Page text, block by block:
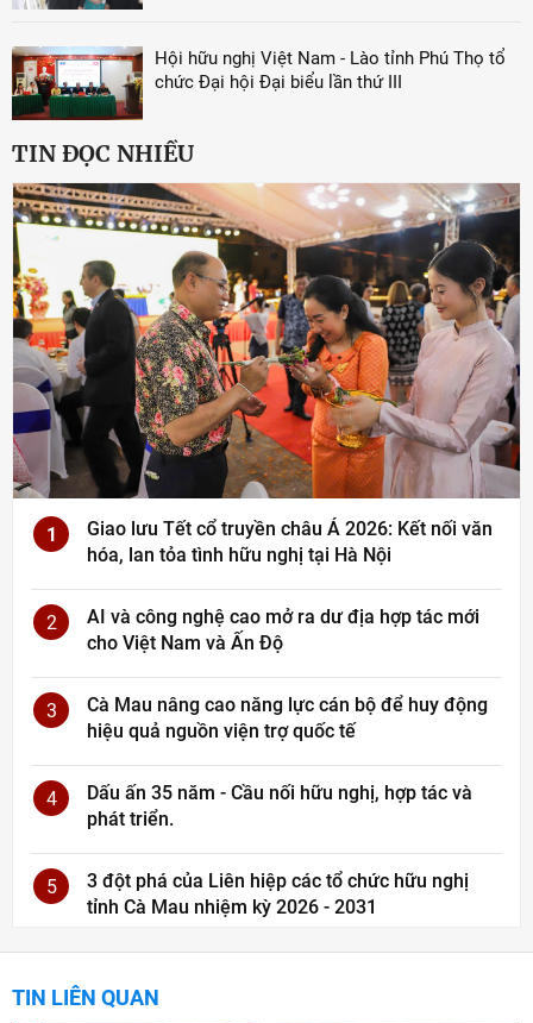
Hội hữu nghị Việt Nam - Lào tỉnh Phú Thọ tổ
chức Đại hội Đại biểu lần thứ III
TIN ĐỌC NHIỀU
1
Giao lưu Tết cổ truyền châu Á 2026: Kết nối văn
hóa, lan tỏa tình hữu nghị tại Hà Nội
2
AI và công nghệ cao mở ra dư địa hợp tác mới
cho Việt Nam và Ấn Độ
3
Cà Mau nâng cao năng lực cán bộ để huy động
hiệu quả nguồn viện trợ quốc tế
4
Dấu ấn 35 năm - Cầu nối hữu nghị, hợp tác và
phát triển.
5
3 đột phá của Liên hiệp các tổ chức hữu nghị
tỉnh Cà Mau nhiệm kỳ 2026 - 2031
TIN LIÊN QUAN